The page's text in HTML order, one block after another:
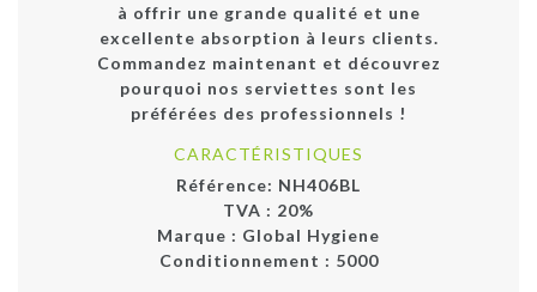
à offrir une grande qualité et une
excellente absorption à leurs clients.
Commandez maintenant et découvrez
pourquoi nos serviettes sont les
préférées des professionnels !
CARACTÉRISTIQUES
Référence: NH406BL
TVA : 20%
Marque : Global Hygiene
Conditionnement : 5000